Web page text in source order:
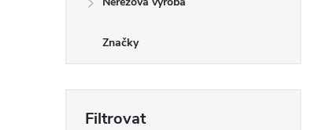
Značky